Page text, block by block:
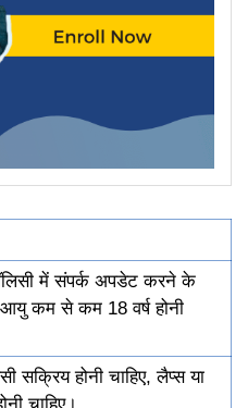
में संपर्क अपडेट करने के
कम से कम 18 वर्ष होनी
सक्रिय होनी चाहिए, लैप्स या